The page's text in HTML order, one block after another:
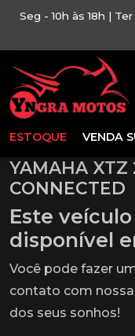
Seg - 10h às 18h |
ESTOQUE VENDA
YAMAHA XTZ
CONNECTED
Este
disponível
Você pode fazer
contato com
dos seus sonhos!